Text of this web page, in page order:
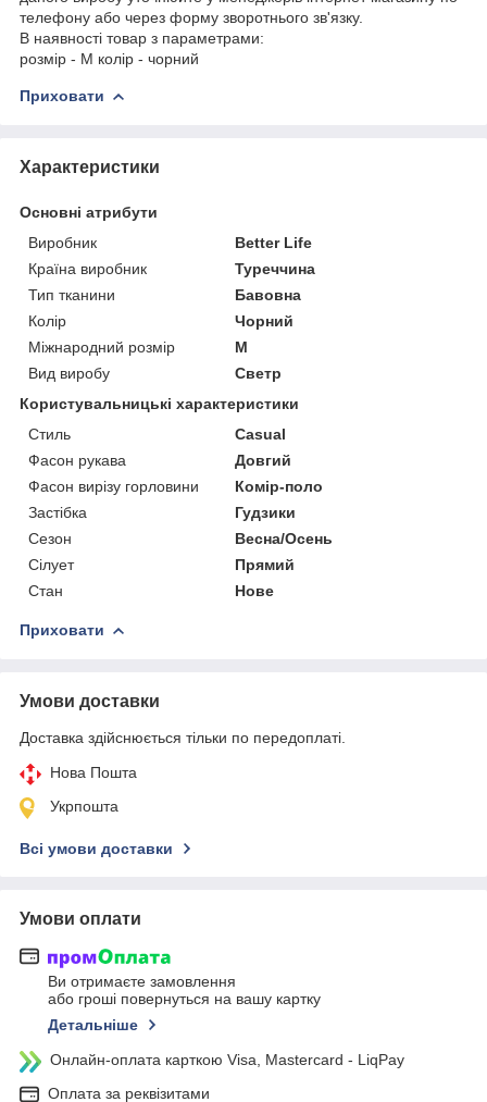
телефону або через форму зворотнього зв'язку.
В наявності товар з параметрами:
розмір - M колір - чорний
Приховати
Характеристики
Основні атрибути
Виробник
Better Life
Країна виробник
Туреччина
Тип тканини
Бавовна
Колір
Чорний
Міжнародний розмір
M
Вид виробу
Светр
Користувальницькі характеристики
Стиль
Casual
Фасон рукава
Довгий
Фасон вирізу горловини
Комір-поло
Застібка
Гудзики
Сезон
Весна/Осень
Сілует
Прямий
Стан
Нове
Приховати
Умови доставки
Доставка здійснюється тільки по передоплаті.
Нова Пошта
Укрпошта
Всі умови доставки
Умови оплати
Ви отримаєте замовлення
або гроші повернуться на вашу картку
Детальніше
Онлайн-оплата карткою Visa, Mastercard - LiqPay
Оплата за реквізитами